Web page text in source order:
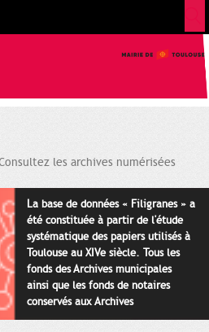
les archives numérisées
La base de données « Filigranes » a
été constituée à partir de l'étude
systématique des papiers utilisés à
Toulouse au XIVe siècle. Tous les
fonds des Archives municipales
ainsi que les fonds de notaires
conservés aux Archives
départementales pour cette